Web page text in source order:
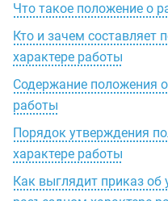
Что такое положение о
Кто и зачем составляет
характере работы
Содержание положения
работы
Порядок утверждения
характере работы
Как выглядит приказ